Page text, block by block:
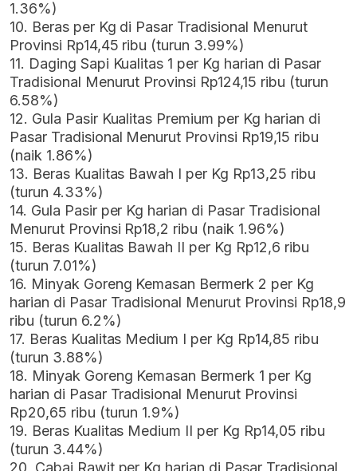
1.36%)
10. Beras per Kg di Pasar Tradisional Menurut
Provinsi Rp14,45 ribu (turun 3.99%)
11. Daging Sapi Kualitas 1 per Kg harian di Pasar
Tradisional Menurut Provinsi Rp124,15 ribu (turun
6.58%)
12. Gula Pasir Kualitas Premium per Kg harian di
Pasar Tradisional Menurut Provinsi Rp19,15 ribu
(naik 1.86%)
13. Beras Kualitas Bawah I per Kg Rp13,25 ribu
(turun 4.33%)
14. Gula Pasir per Kg harian di Pasar Tradisional
Menurut Provinsi Rp18,2 ribu (naik 1.96%)
15. Beras Kualitas Bawah II per Kg Rp12,6 ribu
(turun 7.01%)
16. Minyak Goreng Kemasan Bermerk 2 per Kg
harian di Pasar Tradisional Menurut Provinsi Rp18,9
ribu (turun 6.2%)
17. Beras Kualitas Medium I per Kg Rp14,85 ribu
(turun 3.88%)
18. Minyak Goreng Kemasan Bermerk 1 per Kg
harian di Pasar Tradisional Menurut Provinsi
Rp20,65 ribu (turun 1.9%)
19. Beras Kualitas Medium II per Kg Rp14,05 ribu
(turun 3.44%)
20. Cabai Rawit per Kg harian di Pasar Tradisional